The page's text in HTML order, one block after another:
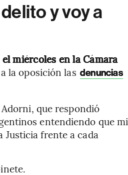
y voy a
miércoles en la Cámara
la oposición las denuncias
que respondió
entendiendo que mi
Justicia frente a cada